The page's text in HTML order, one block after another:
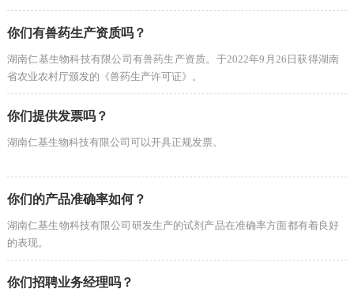
你们有兽药生产资质吗？
湖南仁基生物科技有限公司有兽药生产资质。于2022年9月26日获得湖南
省农业农村厅颁发的《兽药生产许可证》。
你们提供发票吗？
湖南仁基生物科技有限公司可以开具正规发票。​
你们的产品准确率如何？
湖南仁基生物科技有限公司研发生产的试剂产品在准确率方面都有着良好
的表现。
你们招聘业务经理吗？